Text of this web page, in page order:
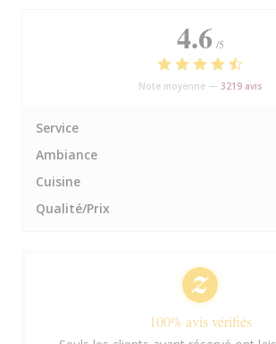
4.6 /5
Note moyenne — 3219 avis
Service
Ambiance
Cuisine
Qualité/Prix
100% avis vérifiés